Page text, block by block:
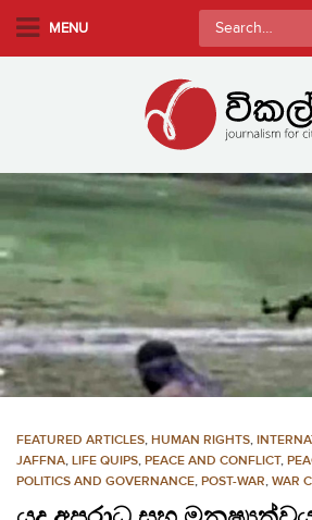
m
n
o
n
t
e
MENU
Search
for:
FEATURED ARTICLES, HUMAN RIGHTS,
JAFFNA, LIFE QUIPS, PEACE AND CONFLICT,
POLITICS AND GOVERNANCE, POST-WAR, WAR